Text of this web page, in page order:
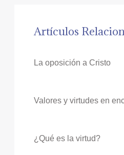
Artículos
La oposición a Cristo
Valores y virtudes en
¿Qué es la virtud?